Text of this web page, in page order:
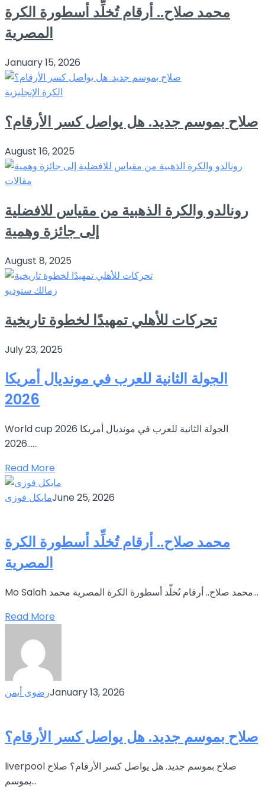
محمد صلاح.. أرقام تُخلِّد أسطورة الكرة
المصرية
January 15, 2026
الكرة الإنجليزية
صلاح بموسم جديد. هل يواصل كسر الأرقام؟
August 16, 2025
مقالات
رونالدو والكرة الذهبية من مقياس للافضلية
إلى جائزة وهمية
August 8, 2025
زمالك ستوديو
تحركات للأهلي تمهيدًا لخطوة تاريخية
July 23, 2025
الجولة الثانية للعرب في مونديال أمريكا
2026
World cup 2026 الجولة الثانية للعرب في مونديال أمريكا
2026…...
Read More
مايكل فوزىJune 25, 2026
محمد صلاح.. أرقام تُخلِّد أسطورة الكرة
المصرية
Mo Salah محمد صلاح.. أرقام تُخلِّد أسطورة الكرة المصرية محمد...
Read More
رضوى أيمنJanuary 13, 2026
صلاح بموسم جديد. هل يواصل كسر الأرقام؟
liverpool صلاح بموسم جديد. هل يواصل كسر الأرقام؟ صلاح
بموسم...